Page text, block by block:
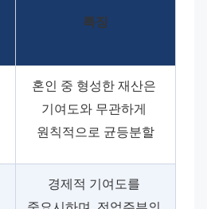
특징
혼인 중 형성한 재산은
기여도와 무관하게
원칙적으로 균등분할
경제적 기여도를